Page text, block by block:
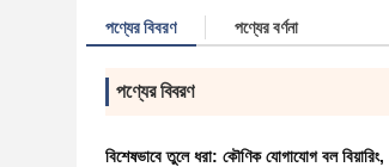
পণ্যের বিবরণ পণ্যের বর্ণনা
পণ্যের বিবরণ
বিশেষভাবে তুলে ধরা: কৌণিক যোগাযোগ বল বিয়ারিং,